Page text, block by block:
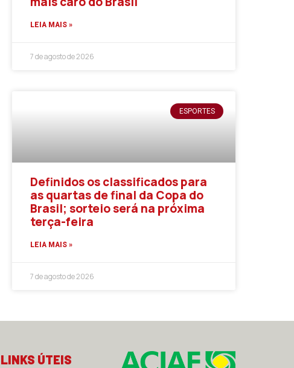
LEIA MAIS »
7 de agosto de 2026
ESPORTES
Definidos os classificados para
as quartas de final da Copa do
Brasil; sorteio será na próxima
terça-feira
LEIA MAIS »
7 de agosto de 2026
LINKS ÚTEIS